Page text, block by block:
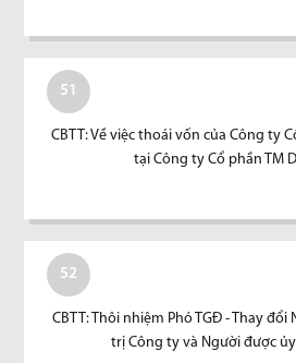
51
CBTT: Về việc thoái vốn của Công ty
tại Công ty Cổ phần TM
52
CBTT: Thôi nhiệm Phó TGĐ - Thay
trị Công ty và Người được